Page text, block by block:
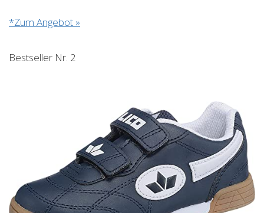
*Zum Angebot »
Bestseller Nr. 2